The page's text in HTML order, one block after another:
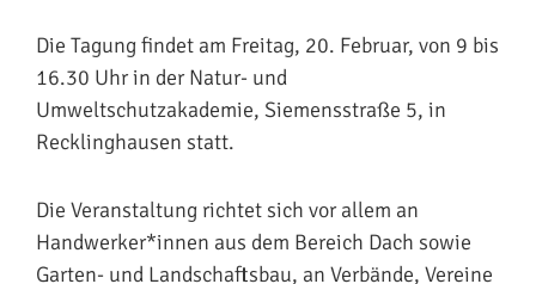
Die Tagung findet am Freitag, 20. Februar, von 9 bis
16.30 Uhr in der Natur- und
Umweltschutzakademie, Siemensstraße 5, in
Recklinghausen statt.
Die Veranstaltung richtet sich vor allem an
Handwerker*innen aus dem Bereich Dach sowie
Garten- und Landschaftsbau, an Verbände, Vereine